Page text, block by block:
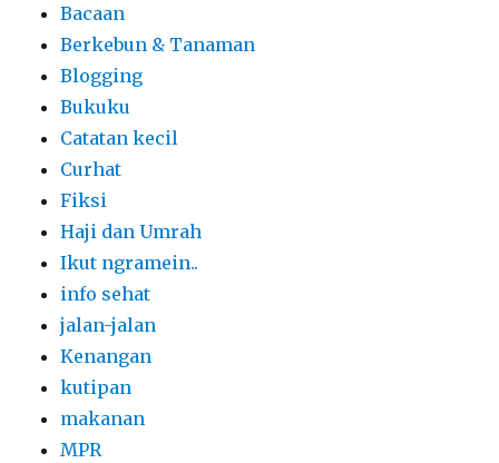
Bacaan
Berkebun & Tanaman
Blogging
Bukuku
Catatan kecil
Curhat
Fiksi
Haji dan Umrah
Ikut ngramein..
info sehat
jalan-jalan
Kenangan
kutipan
makanan
MPR